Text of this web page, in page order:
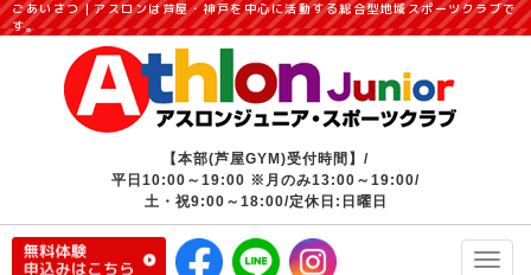
ごあいさつ｜アスロンは芦屋・神戸を中心に活動する総合型地域スポーツクラブで
す。
【本部(芦屋GYM)受付時間】/
平日10:00～19:00 ※月のみ13:00～19:00/
土・祝9:00～18:00/定休日:日曜日